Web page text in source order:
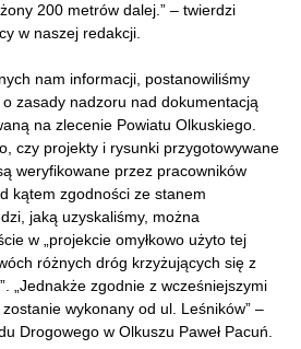
200 metrów dalej.” – twierdzi
w naszej redakcji.
nam informacji, postanowiliśmy
o zasady nadzoru nad dokumentacją
na zlecenie Powiatu Olkuskiego.
czy projekty i rysunki przygotowywane
weryfikowane przez pracowników
kątem zgodności ze stanem
jaką uzyskaliśmy, można
w „projekcie omyłkowo użyto tej
różnych dróg krzyżujących się z
„Jednakże zgodnie z wcześniejszymi
wykonany od ul. Leśników” –
Drogowego w Olkuszu Paweł Pacuń.